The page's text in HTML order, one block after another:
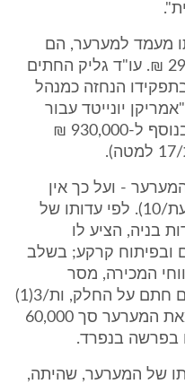
מעמד למערער, הם
ת/17, על-סך כולל של -.296,935 ₪. עו"ד גליק החתים
הנחזה כמנהל
יונייטד עבור
מתתיהו צפון (150 דונם) וזאת בנוסף ל-930,000 ₪
- ועל כך אין
מחלוקת - מאת ויקטור פדלון (עת/10). לפי עדותו של
בניה, הציע לו
ובפיתוח קרקע; בשלב
המכירה, מסר
למערער פנקס חשבוניות עליהם חתם על החלק, ות/3(1)
הוא אחד מהם. לדבריו, קיבל מאת המערער סך 60,000
של המערער, שהיתה,